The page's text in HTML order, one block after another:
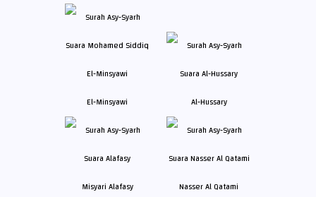
El-Minsyawi Al-Hussary
Misyari Alafasy Nasser Al Qatami